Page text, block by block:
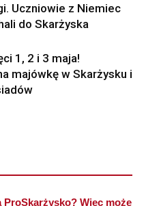
Uczniowie z Niemiec
do Skarżyska
1, 2 i 3 maja!
majówkę w Skarżysku i
Więc może